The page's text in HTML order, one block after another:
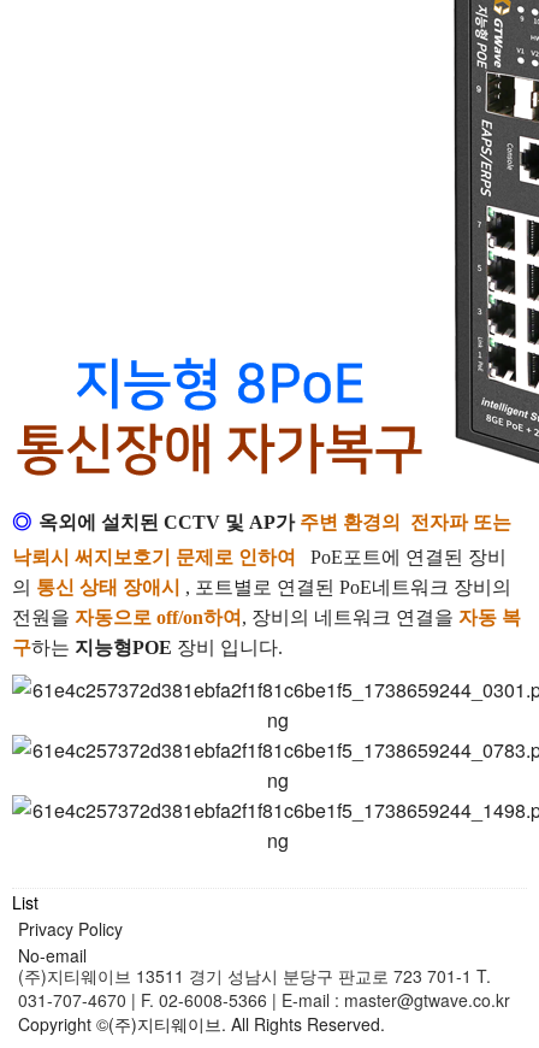
◎ 옥외에 설치된 CCTV 및 AP가 주변 환경의
전자파 또는
낙뢰시 써지보호기 문제로 인하여 PoE포트에 연결된 장비
의 통신 상태 장애시 , 포트별로 연결된 PoE네트워크 장비의
전원을 자동으로 off/on하여 , 장비의 네트워크 연결을 자동 복
구하는 지능형POE 장비 입니다.
List
Privacy Policy
No-email
(주)지티웨이브 13511 경기 성남시 분당구 판교로 723 701-1 T.
031-707-4670 | F. 02-6008-5366 | E-mail : master@gtwave.co.kr
Copyright ©(주)지티웨이브. All Rights Reserved.